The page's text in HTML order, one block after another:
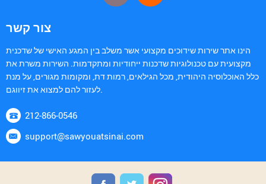
צור קשר
הינו אתר שירות שידוכים מקצועי אשר משלב בין המגע האישי של שדכנית
מקצועית עם טכנולוגיות שדכנות ייחודיות ומתקדמות. השירות משרת את
כלל האוכלוסיה היהודית, מכל הגילאים, רמות דת, ומקומות מגורים, על מנת
לעזור להם למצוא את זיווגם.
212-866-0546
support@sawyouatsinai.com